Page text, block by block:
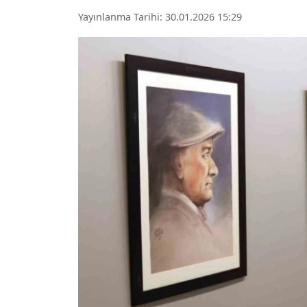
Yayınlanma Tarihi: 30.01.2026 15:29